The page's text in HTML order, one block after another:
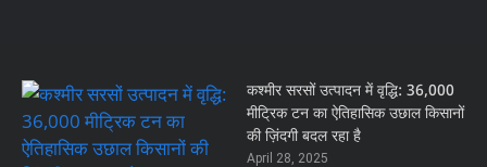
कश्मीर सरसों उत्पादन में वृद्धि: 36,000
मीट्रिक टन का ऐतिहासिक उछाल किसानों
की ज़िंदगी बदल रहा है
April 28, 2025